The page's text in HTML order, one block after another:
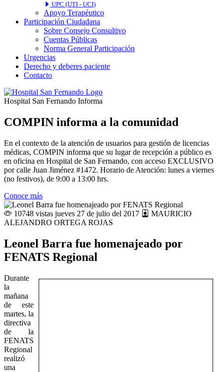
UPC (UTI - UCI)
Apoyo Terapéutico
Participación Ciudadana
Sobre Consejo Consultivo
Cuentas Públicas
Norma General Participación
Urgencias
Derecho y deberes paciente
Contacto
Hospital San Fernando Informa
COMPIN informa a la comunidad
En el contexto de la atención de usuarios para gestión de licencias
médicas, COMPIN informa que su lugar de recepción a público es
en oficina en Hospital de San Fernando, con acceso EXCLUSIVO
por calle Juan Jiménez #1472. Horario de Atención: lunes a viernes
(no festivos), de 9:00 a 13:00 hrs.
Conoce más
10748 vistas jueves 27 de julio del 2017
MAURICIO
ALEJANDRO ORTEGA ROJAS
Leonel Barra fue homenajeado por
FENATS Regional
Durante
la
mañana
de este
martes, la
directiva
de la
FENATS
Regional
realizó
una